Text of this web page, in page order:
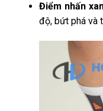
Điểm nhấn
độ, bứt phá và